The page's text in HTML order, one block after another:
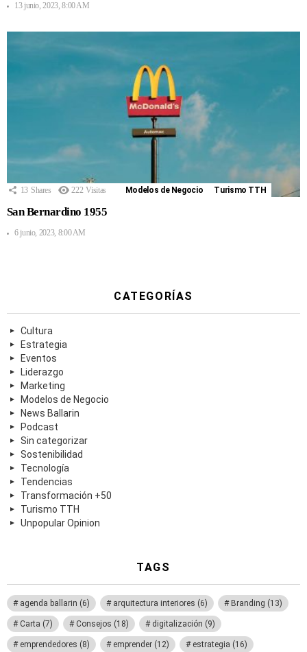
13 junio, 2023, 8:00 AM
13 Shares 222 Visitas Modelos de Negocio Turismo TTH
San Bernardino 1955
6 junio, 2023, 8:00 AM
CATEGORÍAS
Cultura
Estrategia
Eventos
Liderazgo
Marketing
Modelos de Negocio
News Ballarin
Podcast
Sin categorizar
Sostenibilidad
Tecnología
Tendencias
Transformación +50
Turismo TTH
Unpopular Opinion
TAGS
agenda ballarin (6) arquitectura interiores (6) Branding (13)
Carta (7) Consejos (18) digitalización (9)
emprendedores (8) emprender (12) estrategia (16)